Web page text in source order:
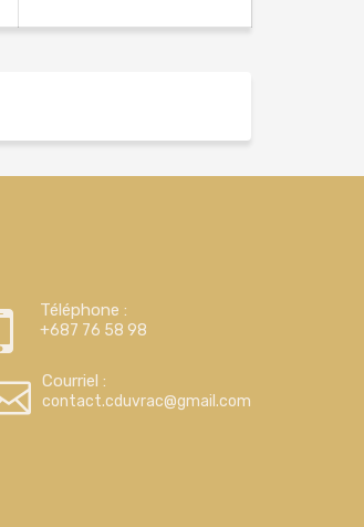
Téléphone :
+687 76 58 98
Courriel :
contact.cduvrac@gmail.com